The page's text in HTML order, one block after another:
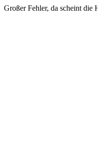
Großer Fehler, da scheint die